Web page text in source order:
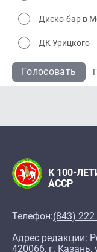
Диско-бар в
ДК Урицкого
Голосовать
К 100-
АССР
Телефон:(843) 222
Адрес редакции:
420066, г. Казань,